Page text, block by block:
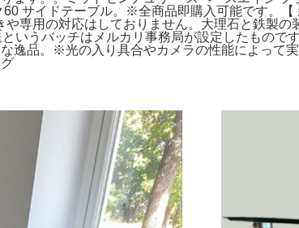
60 サイドテーブル。※全商品即購入可能です。
専用の対応はしておりません。大理石と鉄製の
いうバッチはメルカリ事務局が設定したも
。※光の入り具合やカメラの性能によって実